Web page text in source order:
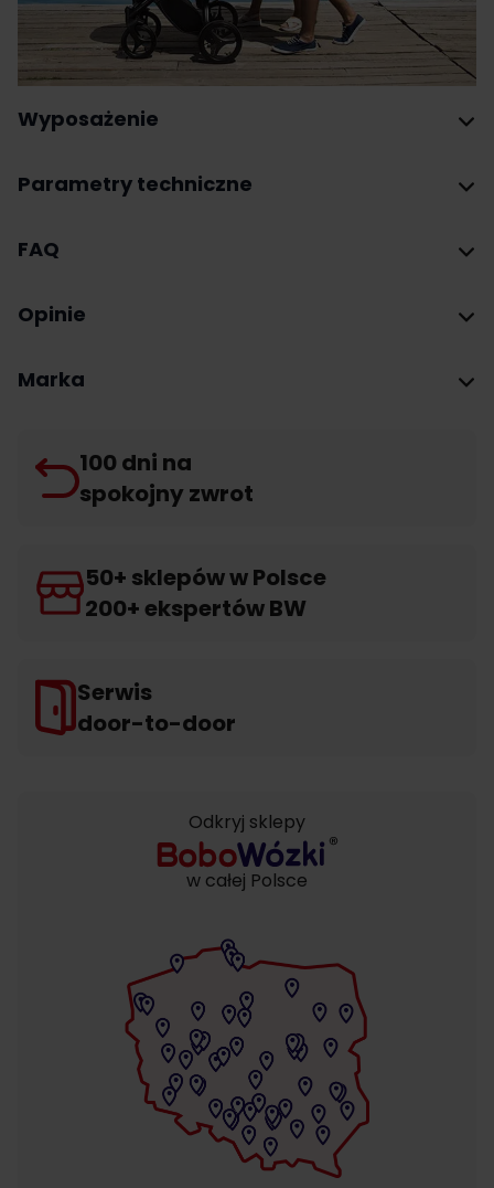
Wyposażenie
Parametry techniczne
FAQ
Opinie
Marka
100 dni na
spokojny zwrot
50+ sklepów w Polsce
200+ ekspertów BW
Serwis
door-to-door
Odkryj sklepy
w całej Polsce